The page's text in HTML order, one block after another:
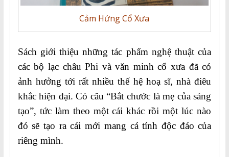
Cảm Hứng Cổ Xưa
Sách giới thiệu những tác phẩm nghệ thuật của
các bộ lạc châu Phi và văn minh cổ xưa đã có
ảnh hưởng tới rất nhiều thế hệ hoạ sĩ, nhà điêu
khắc hiện đại. Có câu “Bắt chước là mẹ của sáng
tạo”, tức làm theo một cái khác rồi một lúc nào
đó sẽ tạo ra cái mới mang cá tính độc đáo của
riêng mình.